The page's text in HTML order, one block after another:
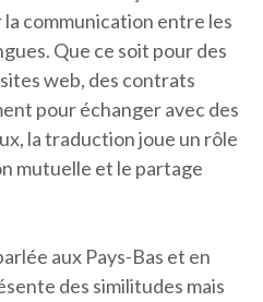
communication entre les
Que ce soit pour des
web, des contrats
pour échanger avec des
la traduction joue un rôle
mutuelle et le partage
aux Pays-Bas et en
des similitudes mais